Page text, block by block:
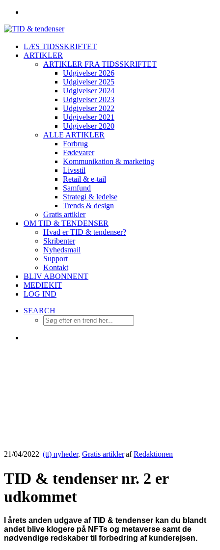
LÆS TIDSSKRIFTET
ARTIKLER
ARTIKLER FRA TIDSSKRIFTET
Udgivelser 2026
Udgivelser 2025
Udgivelser 2024
Udgivelser 2023
Udgivelser 2022
Udgivelser 2021
Udgivelser 2020
ALLE ARTIKLER
Forbrug
Fødevarer
Kommunikation & marketing
Livsstil
Retail & e-tail
Samfund
Strategi & ledelse
Trends & design
Gratis artikler
OM TID & TENDENSER
Hvad er TID & tendenser?
Skribenter
Nyhedsmail
Support
Kontakt
BLIV ABONNENT
MEDIEKIT
LOG IND
SEARCH
21/04/2022| (tt) nyheder, Gratis artikler|afRedaktionen
TID & tendenser nr. 2 er
udkommet
I årets anden udgave af TID & tendenser kan du blandt
andet blive klogere på NFTs og metaverse samt de
nødvendige redskaber til forbedring af kunderejsen.